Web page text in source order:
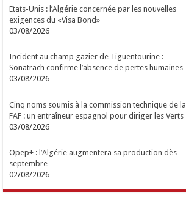
Etats-Unis : l’Algérie concernée par les nouvelles
exigences du «Visa Bond»
03/08/2026
Incident au champ gazier de Tiguentourine :
Sonatrach confirme l’absence de pertes humaines
03/08/2026
Cinq noms soumis à la commission technique de la
FAF : un entraîneur espagnol pour diriger les Verts
03/08/2026
Opep+ : l’Algérie augmentera sa production dès
septembre
02/08/2026